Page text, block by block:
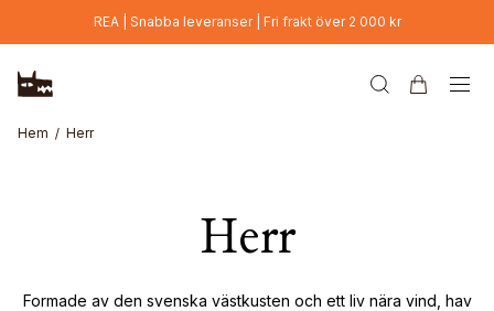
Hoppa till huvudinnehållREA | Snabba leveranser | Fri frakt över 2 000 kr
Hem Herr
Herr
Formade av den svenska västkusten och ett liv nära vind, hav